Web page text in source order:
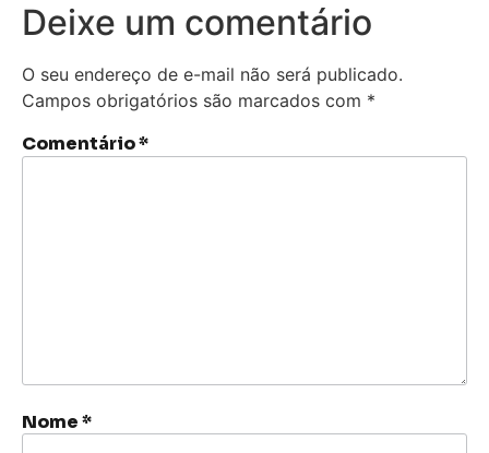
Deixe um comentário
O seu endereço de e-mail não será publicado.
Campos obrigatórios são marcados com *
Comentário*
Nome*